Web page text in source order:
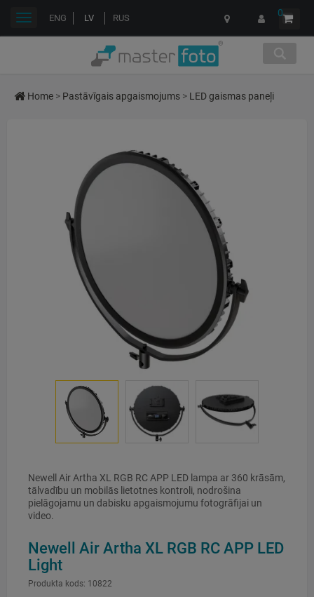
ENG LV RUS 0
Toggle
Home > Pastāvīgais apgaismojums > LED gaismas paneļi
Newell Air Artha XL RGB RC APP LED lampa ar 360 krāsām,
tālvadību un mobilās lietotnes kontroli, nodrošina
pielāgojamu un dabisku apgaismojumu fotogrāfijai un
video.
Newell Air Artha XL RGB RC APP LED
Light
Produkta kods: 10822